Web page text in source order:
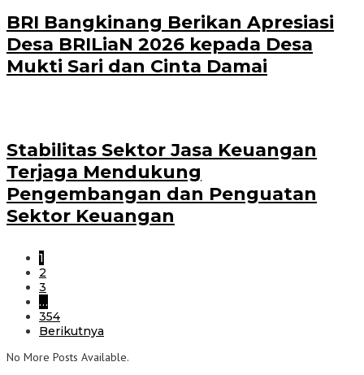
BRI Bangkinang Berikan Apresiasi
Desa BRILiaN 2026 kepada Desa
Mukti Sari dan Cinta Damai
Stabilitas Sektor Jasa Keuangan
Terjaga Mendukung
Pengembangan dan Penguatan
Sektor Keuangan
1
2
3
…
354
Berikutnya
No More Posts Available.